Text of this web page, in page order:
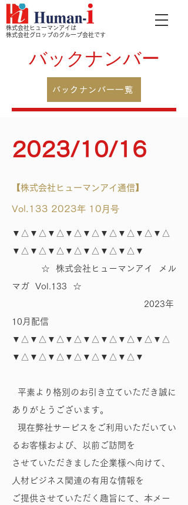
株式会社ヒューマンアイは
株式会社グロップのグループ会社です
バックナンバー
バックナンバー一覧
2023/10/16
【株式会社ヒューマンアイ通信】
Vol.133 2023年 10月号
▼△▼△▼△▼△▼△▼△▼△▼△▼△
▼△▼△▼△▼△▼△▼△▼△▼
☆ 株式会社ヒューマンアイ メル
マガ Vol.133 ☆
2023年
10月配信
▼△▼△▼△▼△▼△▼△▼△▼△▼△
▼△▼△▼△▼△▼△▼△▼△▼
平素より格別のお引き立ていただき誠に
ありがとうございます。
現在弊社サービスをご利用いただいてい
るお客様および、以前ご訪問を
させていただきました企業様へ向けて、
人材ビジネス関連の有用な情報を
ご提供させていただく趣旨にて、本メー